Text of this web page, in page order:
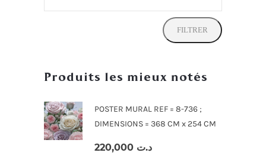
FILTRER
Produits les mieux notés
POSTER MURAL REF = 8-736 ;
DIMENSIONS = 368 CM x 254 CM
د.ت